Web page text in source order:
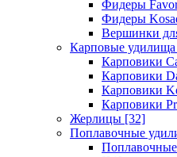
Фидеры
Фидеры
Вершинки
Карповые удилища
Карповики
Карповики
Карповики
Карповики
Жерлицы [32]
Поплавочные